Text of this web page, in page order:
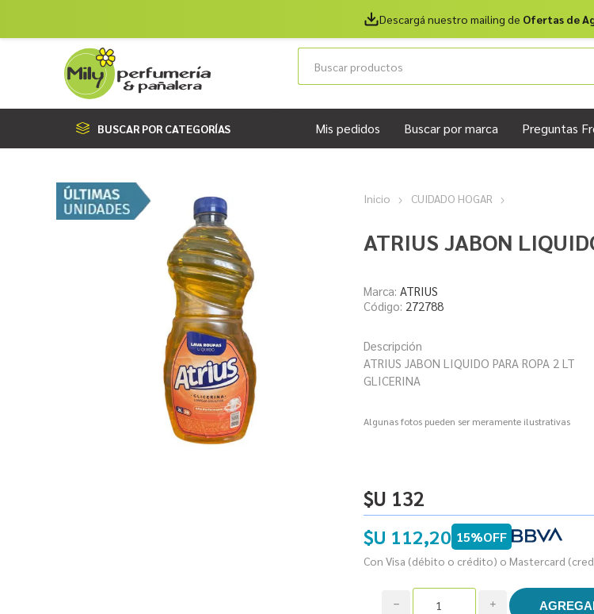
Descargá nuestro mailing de Ofertas de
BUSCAR POR CATEGORÍAS Mis pedidos Buscar por marca Preguntas
Inicio CUIDADO HOGAR
ATRIUS JABON
Marca: ATRIUS
Código: 272788
Descripción
ATRIUS JABON LIQUIDO PARA ROPA 2 LT
GLICERINA
Algunas fotos pueden ser meramente ilustrativas
$U 132
$U 112,20 15%OFF
Con Visa (débito o crédito) o Mastercard
i
h